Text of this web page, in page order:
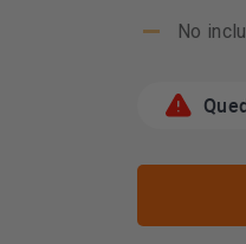
No